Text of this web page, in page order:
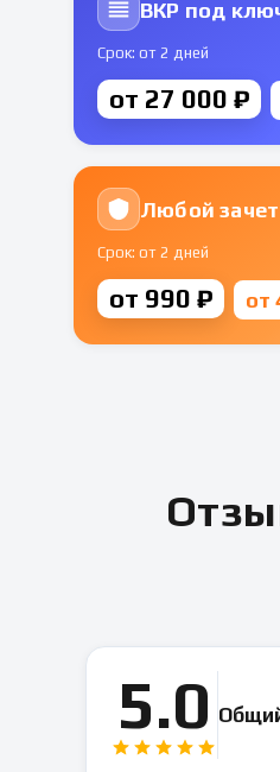
ВКР под
Срок: от 2 дней
от 27 000 ₽
Любой зачет
Срок: от 2 дней
от 990 ₽ от
5.0